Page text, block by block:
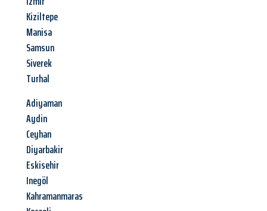
Kiziltepe
Manisa
Samsun
Siverek
Turhal
Adiyaman
Aydin
Ceyhan
Diyarbakir
Eskisehir
Inegöl
Kahramanmaras